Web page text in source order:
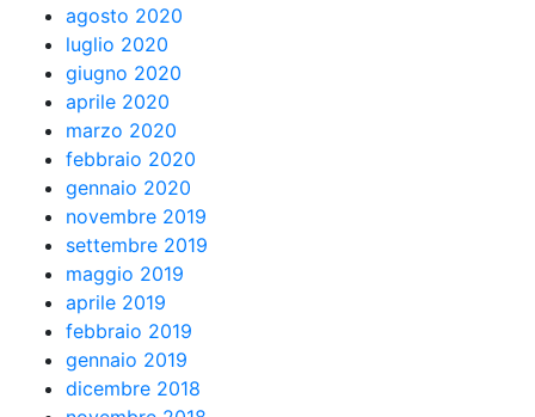
agosto 2020
luglio 2020
giugno 2020
aprile 2020
marzo 2020
febbraio 2020
gennaio 2020
novembre 2019
settembre 2019
maggio 2019
aprile 2019
febbraio 2019
gennaio 2019
dicembre 2018